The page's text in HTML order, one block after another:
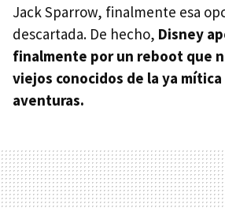
Jack Sparrow, finalmente esa
descartada. De hecho, Disney
finalmente por un reboot que
viejos conocidos de la ya mítica
aventuras.